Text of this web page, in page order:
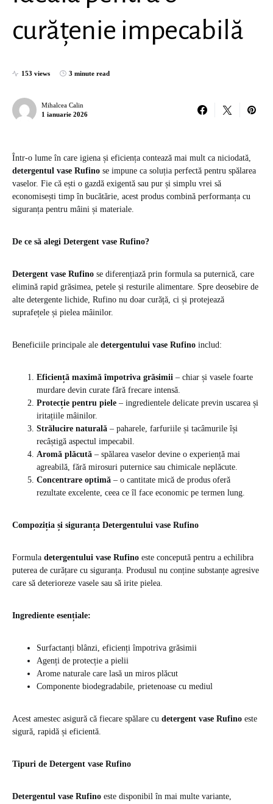
curățenie impecabilă
153 views 3 minute read
Mihalcea Calin
1 ianuarie 2026
Într-o lume în care igiena și eficiența contează mai mult ca niciodată,
detergentul vase Rufino se impune ca soluția perfectă pentru spălarea
vaselor. Fie că ești o gazdă exigentă sau pur și simplu vrei să
economisești timp în bucătărie, acest produs combină performanța cu
siguranța pentru mâini și materiale.
De ce să alegi Detergent vase Rufino?
Detergent vase Rufino se diferențiază prin formula sa puternică, care
elimină rapid grăsimea, petele și resturile alimentare. Spre deosebire de
alte detergente lichide, Rufino nu doar curăță, ci și protejează
suprafețele și pielea mâinilor.
Beneficiile principale ale detergentului vase Rufino includ:
Eficiență maximă împotriva grăsimii – chiar și vasele foarte
murdare devin curate fără frecare intensă.
Protecție pentru piele – ingredientele delicate previn uscarea și
iritațiile mâinilor.
Strălucire naturală – paharele, farfuriile și tacâmurile își
recâștigă aspectul impecabil.
Aromă plăcută – spălarea vaselor devine o experiență mai
agreabilă, fără mirosuri puternice sau chimicale neplăcute.
Concentrare optimă – o cantitate mică de produs oferă
rezultate excelente, ceea ce îl face economic pe termen lung.
Compoziția și siguranța Detergentului vase Rufino
Formula detergentului vase Rufino este concepută pentru a echilibra
puterea de curățare cu siguranța. Produsul nu conține substanțe agresive
care să deterioreze vasele sau să irite pielea.
Ingrediente esențiale:
Surfactanți blânzi, eficienți împotriva grăsimii
Agenți de protecție a pielii
Arome naturale care lasă un miros plăcut
Componente biodegradabile, prietenoase cu mediul
Acest amestec asigură că fiecare spălare cu detergent vase Rufino este
sigură, rapidă și eficientă.
Tipuri de Detergent vase Rufino
Detergentul vase Rufino este disponibil în mai multe variante,